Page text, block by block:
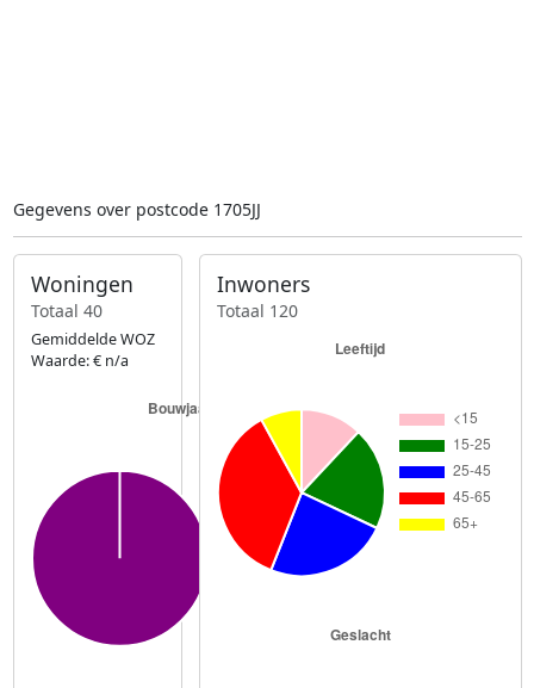
Gegevens over postcode 1705JJ
Woningen
Totaal 40
Gemiddelde WOZ
Waarde: € n/a
Inwoners
Totaal 120